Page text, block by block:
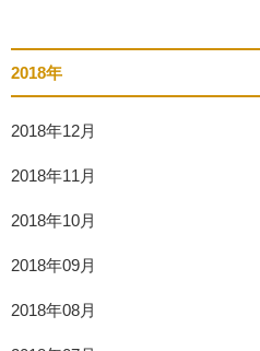
2018年
2018年12月
2018年11月
2018年10月
2018年09月
2018年08月